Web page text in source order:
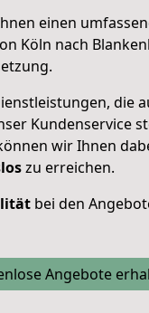
einen
Köln nach
die
Kundenservice
wir Ihnen
zu erreichen.
bei den
Angebote